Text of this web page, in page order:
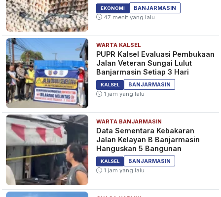
EKONOMI
BANJARMASIN
47 menit yang lalu
WARTA KALSEL
PUPR Kalsel Evaluasi Pembukaan
Jalan Veteran Sungai Lulut
Banjarmasin Setiap 3 Hari
KALSEL
BANJARMASIN
1 jam yang lalu
WARTA BANJARMASIN
Data Sementara Kebakaran
Jalan Kelayan B Banjarmasin
Hanguskan 5 Bangunan
KALSEL
BANJARMASIN
1 jam yang lalu